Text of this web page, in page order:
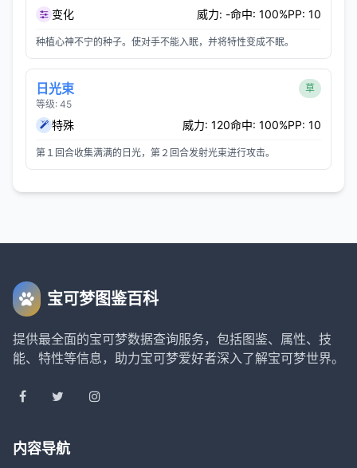
变化 威力: -命中: 100%PP: 10
种植心神不宁的种子。使对手不能入眠，并将特性变成不眠。
日光束
等级: 45
草
特殊 威力: 120命中: 100%PP: 10
第１回合收集满满的日光，第２回合发射光束进行攻击。
宝可梦图鉴百科
提供最全面的宝可梦数据查询服务，包括图鉴、属性、技
能、特性等信息，助力宝可梦爱好者深入了解宝可梦世界。
内容导航